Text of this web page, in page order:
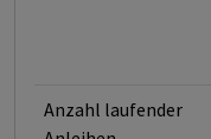
Anzahl laufender